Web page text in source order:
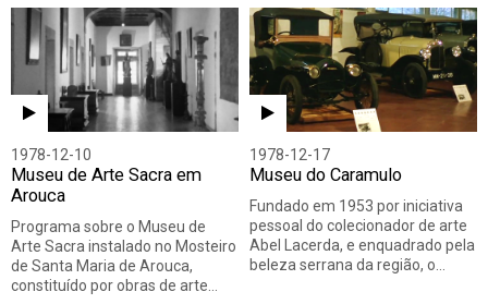
1978-12-10
Museu de Arte Sacra em
Arouca
Programa sobre o Museu de
Arte Sacra instalado no Mosteiro
de Santa Maria de Arouca,
constituído por obras de arte…
1978-12-17
Museu do Caramulo
Fundado em 1953 por iniciativa
pessoal do colecionador de arte
Abel Lacerda, e enquadrado pela
beleza serrana da região, o…